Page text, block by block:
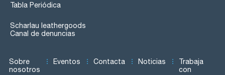
Tabla Periódica
Scharlau leathergoods
Canal de denuncias
Sobre
nosotros
Eventos Contacta Noticias
Trabaja
con